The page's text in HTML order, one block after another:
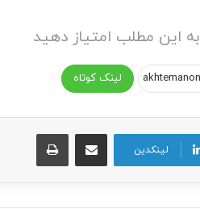
به این مطلب امتیاز دهید
لینک کوتاه
لینکدین
اشتراک گذاری از طریق ایمیل چاپ